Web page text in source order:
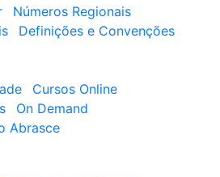
Números Regionais
Definições e Convenções
Cursos Online
On Demand
Abrasce